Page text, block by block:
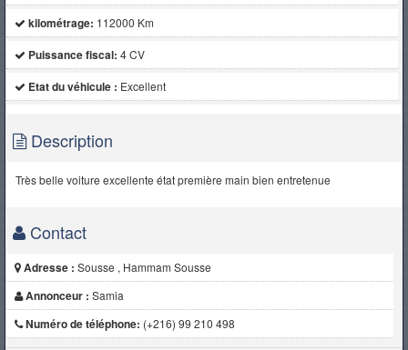
kilométrage: 112000 Km
Puissance fiscal: 4 CV
Etat du véhicule : Excellent
Description
Très belle voiture excellente état première main bien entretenue
Contact
Adresse : Sousse , Hammam Sousse
Annonceur : Samia
Numéro de téléphone: (+216) 99 210 498